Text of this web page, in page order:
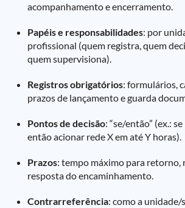
acompanhamento e encerramento.
Papéis e responsabilidades: por
profissional (quem registra, quem
quem supervisiona).
Registros obrigatórios: formulários,
prazos de lançamento e guarda
Pontos de decisão: “se/então” (ex.:
então acionar rede X em até Y horas).
Prazos: tempo máximo para retorno,
resposta do encaminhamento.
Contrarreferência: como a unidade/